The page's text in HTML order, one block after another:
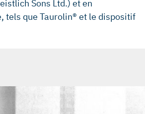
Sons Ltd.) et en
tels que Taurolin® et le dispositif